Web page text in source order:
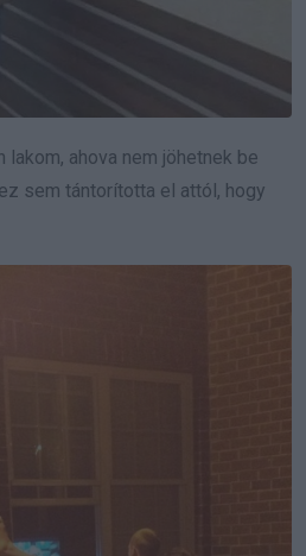
lakom, ahova nem jöhetnek be
sem tántorította el attól, hogy